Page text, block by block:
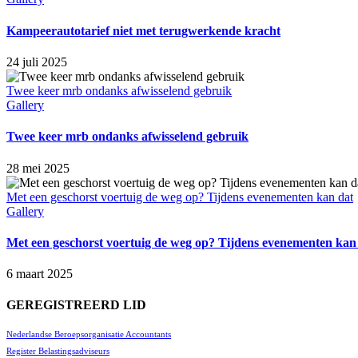
Kampeerautotarief niet met terugwerkende kracht
24 juli 2025
Twee keer mrb ondanks afwisselend gebruik
Gallery
Twee keer mrb ondanks afwisselend gebruik
28 mei 2025
Met een geschorst voertuig de weg op? Tijdens evenementen kan dat
Gallery
Met een geschorst voertuig de weg op? Tijdens evenementen
6 maart 2025
GEREGISTREERD LID
Nederlandse Beroepsorganisatie Accountants
Register Belastingsadviseurs